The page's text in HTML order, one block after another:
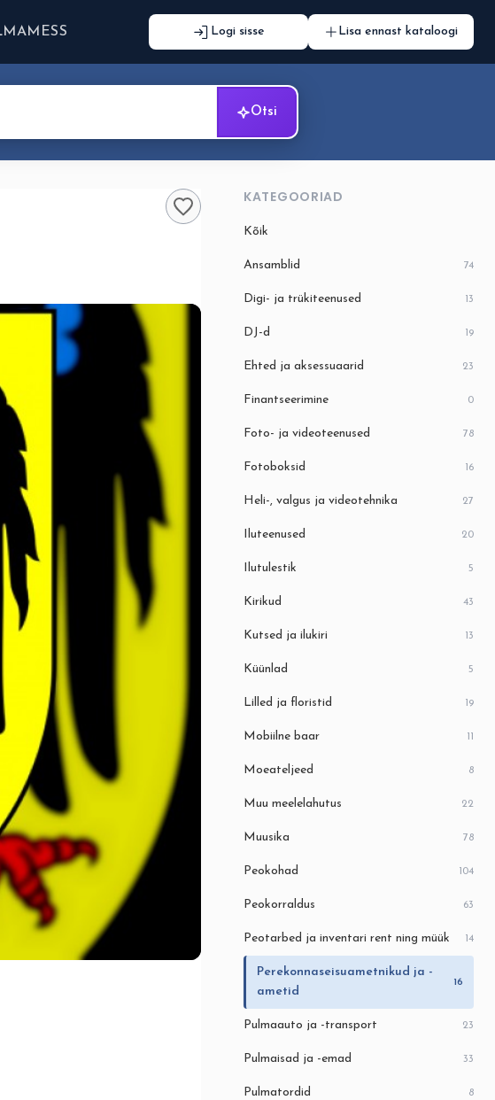
Logi sisse Lisa ennast kataloogi
Otsi
KATEGOORIAD
Kõik
Ansamblid 74
Digi- ja trükiteenused 13
DJ-d 19
Ehted ja aksessuaarid 23
Finantseerimine 0
Foto- ja videoteenused 78
Fotoboksid 16
Heli-, valgus ja videotehnika 27
Iluteenused 20
Ilutulestik 5
Kirikud 43
Kutsed ja ilukiri 13
Küünlad 5
Lilled ja floristid 19
Mobiilne baar 11
Moeateljeed 8
Muu meelelahutus 22
Muusika 78
Peokohad 104
Peokorraldus 63
Peotarbed ja inventari rent ning müük 14
Perekonnaseisuametnikud ja -
ametid
16
Pulmaauto ja -transport 23
Pulmaisad ja -emad 33
Pulmatordid 8